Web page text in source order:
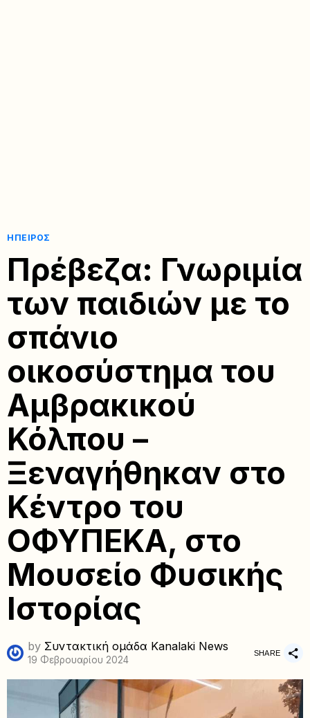
ΉΠΕΙΡΟΣ
Πρέβεζα: Γνωριμία
των παιδιών με το
σπάνιο
οικοσύστημα του
Αμβρακικού
Κόλπου –
Ξεναγήθηκαν στο
Κέντρο του
ΟΦΥΠΕΚΑ, στο
Μουσείο Φυσικής
Ιστορίας
by Συντακτική ομάδα Kanalaki News
19 Φεβρουαρίου 2024
SHARE